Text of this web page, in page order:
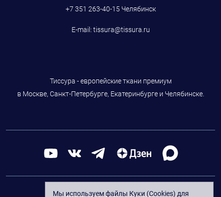
+7 351 263-40-15 Челябинск
E-mail: tissura@tissura.ru
Тиссура - европейские ткани премиум
в Москве, Санкт-Петербурге, Екатеринбурге и Челябинске.
Мы используем файлы Куки (Cookies) для